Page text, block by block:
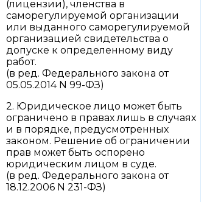
(лицензии), членства в
саморегулируемой организации
или выданного саморегулируемой
организацией свидетельства о
допуске к определенному виду
работ.
(в ред. Федерального закона от
05.05.2014 N 99-ФЗ)
2. Юридическое лицо может быть
ограничено в правах лишь в случаях
и в порядке, предусмотренных
законом. Решение об ограничении
прав может быть оспорено
юридическим лицом в суде.
(в ред. Федерального закона от
18.12.2006 N 231-ФЗ)